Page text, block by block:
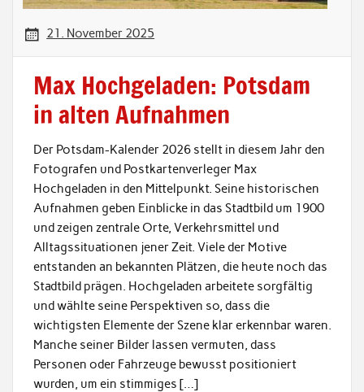
21. November 2025
Max Hochgeladen: Potsdam
in alten Aufnahmen
Der Potsdam-Kalender 2026 stellt in diesem Jahr den
Fotografen und Postkartenverleger Max
Hochgeladen in den Mittelpunkt. Seine historischen
Aufnahmen geben Einblicke in das Stadtbild um 1900
und zeigen zentrale Orte, Verkehrsmittel und
Alltagssituationen jener Zeit. Viele der Motive
entstanden an bekannten Plätzen, die heute noch das
Stadtbild prägen. Hochgeladen arbeitete sorgfältig
und wählte seine Perspektiven so, dass die
wichtigsten Elemente der Szene klar erkennbar waren.
Manche seiner Bilder lassen vermuten, dass
Personen oder Fahrzeuge bewusst positioniert
wurden, um ein stimmiges […]